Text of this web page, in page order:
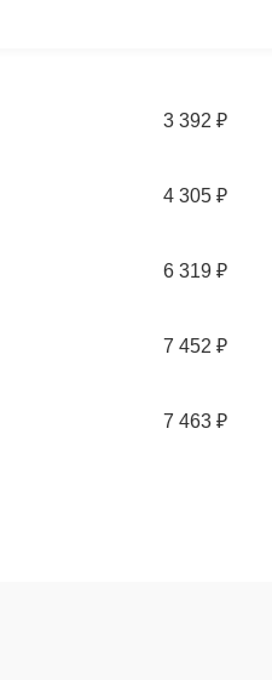
3 392 ₽
4 305 ₽
6 319 ₽
7 452 ₽
7 463 ₽